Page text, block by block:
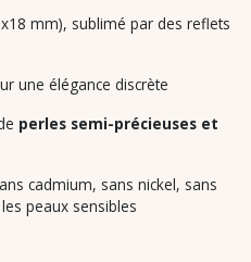
mm), sublimé par des reflets
une élégance discrète
perles semi-précieuses et
cadmium, sans nickel, sans
peaux sensibles